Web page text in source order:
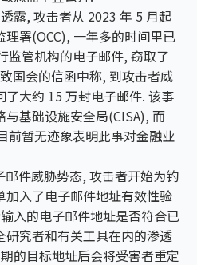
露, 攻击者从 2023 年 5 月起
署(OCC), 一年多的时间里已
监管机构的电子邮件, 窃取了
国会的信函中称, 到攻击者威
大约 15 万封电子邮件. 该事
基础设施安全局(CISA), 而
前暂无迹象表明此事对金融业
件威胁势态, 攻击者开始为钓
加入了电子邮件地址有效性验
入的电子邮件地址是否符合已
究者和有关工具在内的渗透
的目标地址后会将受害者重定